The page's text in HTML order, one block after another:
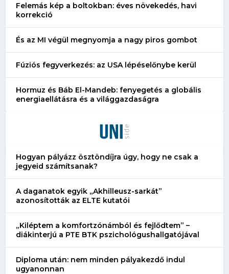
Felemás kép a boltokban: éves növekedés, havi
korrekció
És az MI végül megnyomja a nagy piros gombot
Fúziós fegyverkezés: az USA lépéselőnybe kerül
Hormuz és Báb El-Mandeb: fenyegetés a globális
energiaellátásra és a világgazdaságra
Hogyan pályázz ösztöndíjra úgy, hogy ne csak a
jegyeid számítsanak?
A daganatok egyik „Akhilleusz-sarkát”
azonosították az ELTE kutatói
„Kiléptem a komfortzónámból és fejlődtem” –
diákinterjú a PTE BTK pszichológushallgatójával
Diploma után: nem minden pályakezdő indul
ugyanonnan